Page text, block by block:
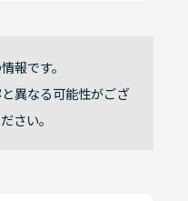
報です。
異なる可能性がござ
さい。